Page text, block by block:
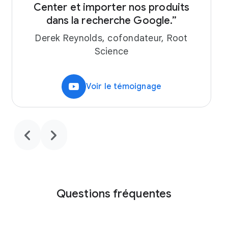
Center et importer nos produits
dans la recherche Google.”
Derek Reynolds, cofondateur, Root
Science
video_youtube Voir le témoignage
chevron_backward chevron_forward
Questions fréquentes